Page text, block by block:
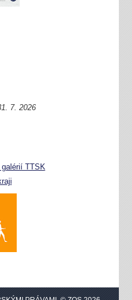
7. 2026
TTSK